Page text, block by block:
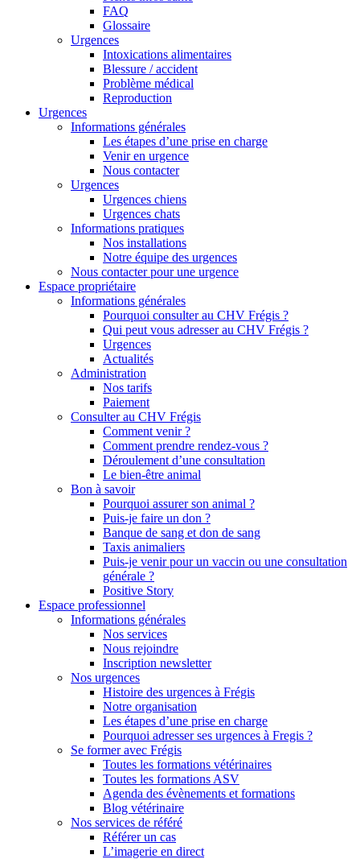
FAQ
Glossaire
Urgences
Intoxications alimentaires
Blessure / accident
Problème médical
Reproduction
Urgences
Informations générales
Les étapes d’une prise en charge
Venir en urgence
Nous contacter
Urgences
Urgences chiens
Urgences chats
Informations pratiques
Nos installations
Notre équipe des urgences
Nous contacter pour une urgence
Espace propriétaire
Informations générales
Pourquoi consulter au CHV Frégis ?
Qui peut vous adresser au CHV Frégis ?
Urgences
Actualités
Administration
Nos tarifs
Paiement
Consulter au CHV Frégis
Comment venir ?
Comment prendre rendez-vous ?
Déroulement d’une consultation
Le bien-être animal
Bon à savoir
Pourquoi assurer son animal ?
Puis-je faire un don ?
Banque de sang et don de sang
Taxis animaliers
Puis-je venir pour un vaccin ou une consultation
générale ?
Positive Story
Espace professionnel
Informations générales
Nos services
Nous rejoindre
Inscription newsletter
Nos urgences
Histoire des urgences à Frégis
Notre organisation
Les étapes d’une prise en charge
Pourquoi adresser ses urgences à Fregis ?
Se former avec Frégis
Toutes les formations vétérinaires
Toutes les formations ASV
Agenda des évènements et formations
Blog vétérinaire
Nos services de référé
Référer un cas
L’imagerie en direct